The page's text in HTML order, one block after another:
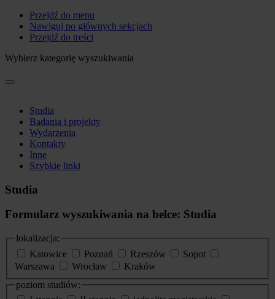
Przejdź do menu
Nawiguj po głównych sekcjach
Przejdź do treści
Wybierz kategorię wyszukiwania
Studia
Badania i projekty
Wydarzenia
Kontakty
Inne
Szybkie linki
Studia
Formularz wyszukiwania na belce: Studia
lokalizacja:
Katowice
Poznań Rzeszów
Sopot
Warszawa
Wrocław
Kraków
poziom studiów: